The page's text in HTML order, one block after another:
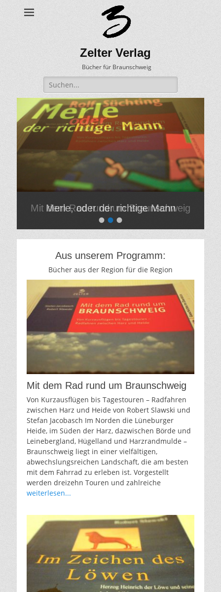
Zelter Verlag
Bücher für Braunschweig
Suche
nach:
•••
Merle, oder der richtige Mann
am:
nach
Aus unserem Programm:
Bücher aus der Region für die Region
Mit dem Rad rund um Braunschweig
Von Kurzausflügen bis Tagestouren – Radfahren
zwischen Harz und Heide von Robert Slawski und
Stefan Jacobasch Im Norden die Lüneburger
Heide, im Süden der Harz, dazwischen Börde und
Leinebergland, Hügelland und Harzrandmulde –
Braunschweig liegt in einer vielfältigen,
abwechslungsreichen Landschaft, die am besten
mit dem Fahrrad zu erleben ist. Vorgestellt
werden dreizehn Touren und zahlreiche
weiterlesen...